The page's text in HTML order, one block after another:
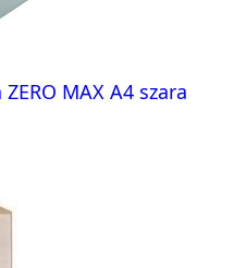
MAX A4 szara